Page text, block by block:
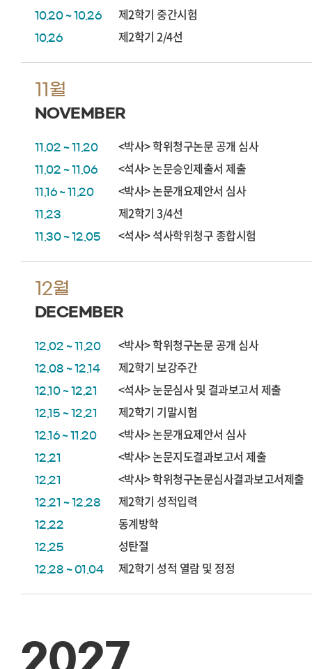
10.20 ~ 10.26 제2학기 중간시험
10.26 제2학기 2/4선
11월
NOVEMBER
11.02 ~ 11.20 <박사> 학위청구논문 공개 심사
11.02 ~ 11.06 <석사> 논문승인제출서 제출
11.16 ~ 11.20 <박사> 논문개요제안서 심사
11.23 제2학기 3/4선
11.30 ~ 12.05 <석사> 석사학위청구 종합시험
12월
DECEMBER
12.02 ~ 11.20 <박사> 학위청구논문 공개 심사
12.08 ~ 12.14 제2학기 보강주간
12.10 ~ 12.21 <석사> 눈문심사 및 결과보고서 제출
12.15 ~ 12.21 제2학기 기말시험
12.16 ~ 11.20 <박사> 논문개요제안서 심사
12.21 <박사> 논문지도결과보고서 제출
12.21 <박사> 학위청구논문심사결과보고서제출
12.21 ~ 12.28 제2학기 성적입력
12.22 동계방학
12.25 성탄절
12.28 ~ 01.04 제2학기 성적 열람 및 정정
2027